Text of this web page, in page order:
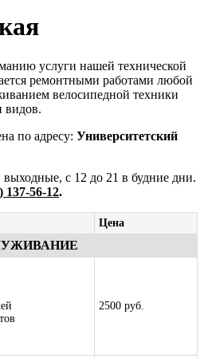
услуги нашей технической
ремонтными работами любой
велосипедной техники
видов.
по адресу: Университетский
с 12 до 21 в будние дни.
137-56-12.
Цена
2500 руб.